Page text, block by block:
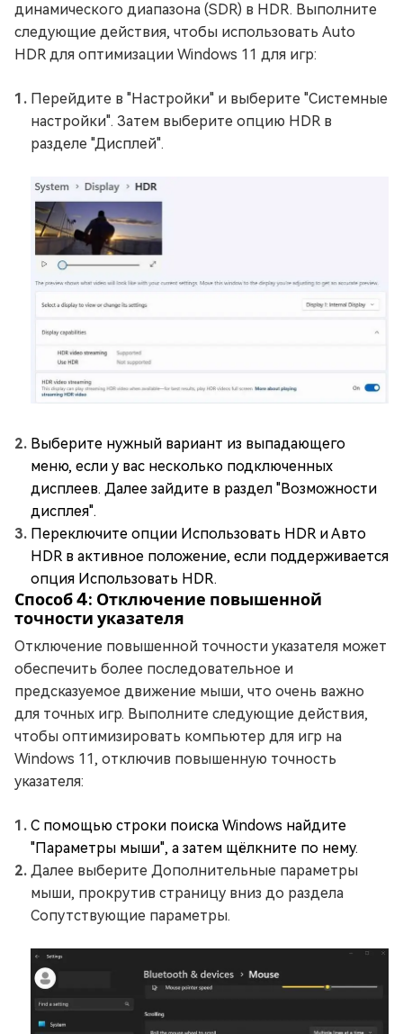
динамического диапазона (SDR) в HDR. Выполните
следующие действия, чтобы использовать Auto
HDR для оптимизации Windows 11 для игр:
Перейдите в "Настройки" и выберите "Системные
настройки". Затем выберите опцию HDR в
разделе "Дисплей".
Выберите нужный вариант из выпадающего
меню, если у вас несколько подключенных
дисплеев. Далее зайдите в раздел "Возможности
дисплея".
Переключите опции Использовать HDR и Авто
HDR в активное положение, если поддерживается
опция Использовать HDR.
Способ 4: Отключение повышенной
точности указателя
Отключение повышенной точности указателя может
обеспечить более последовательное и
предсказуемое движение мыши, что очень важно
для точных игр. Выполните следующие действия,
чтобы оптимизировать компьютер для игр на
Windows 11, отключив повышенную точность
указателя:
С помощью строки поиска Windows найдите
"Параметры мыши", а затем щёлкните по нему.
Далее выберите Дополнительные параметры
мыши, прокрутив страницу вниз до раздела
Сопутствующие параметры.